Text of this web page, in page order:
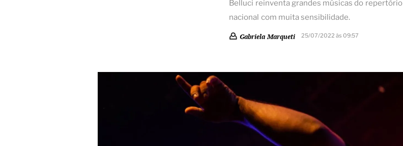
Belluci reinventa grandes músicas do repertório
nacional com muita sensibilidade.
Gabriela Marqueti 25/07/2022 às 09:57